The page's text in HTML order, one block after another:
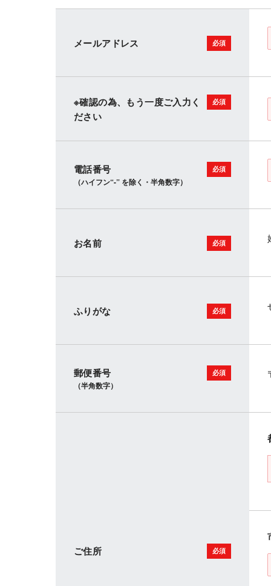
メールアドレス
※確認の為、もう一度ご入力く
ださい
電話番号
（ハイフン“-” を除く・半角数字）
お名前
ふりがな
郵便番号
（半角数字）
ご住所